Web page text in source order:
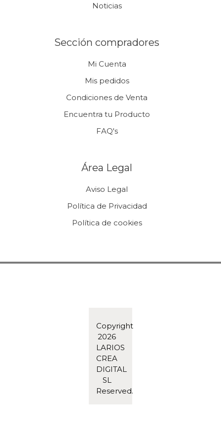
Noticias
Sección compradores
Mi Cuenta
Mis pedidos
Condiciones de Venta
Encuentra tu Producto
FAQ's
Área Legal
Aviso Legal
Política de Privacidad
Política de cookies
Copyright
2026
LARIOS
CREA
DIGITAL
SL
Reserved.